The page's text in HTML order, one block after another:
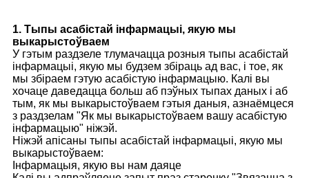
1. Тыпы асабістай інфармацыі, якую мы
выкарыстоўваем
У гэтым раздзеле тлумачацца розныя тыпы асабістай
інфармацыі, якую мы будзем збіраць ад вас, і тое, як
мы збіраем гэтую асабістую інфармацыю. Калі вы
хочаце даведацца больш аб пэўных тыпах даных і аб
тым, як мы выкарыстоўваем гэтыя даныя, азнаёмцеся
з раздзелам "Як мы выкарыстоўваем вашу асабістую
інфармацыю" ніжэй.
Ніжэй апісаны тыпы асабістай інфармацыі, якую мы
выкарыстоўваем:
Інфармацыя, якую вы нам даяце